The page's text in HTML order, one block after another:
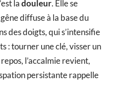
ladouleur. Elle se
diffuse à la base du
des doigts, qui s’intensifie
: tourner une clé, visser un
l’accalmie revient,
persistante rappelle